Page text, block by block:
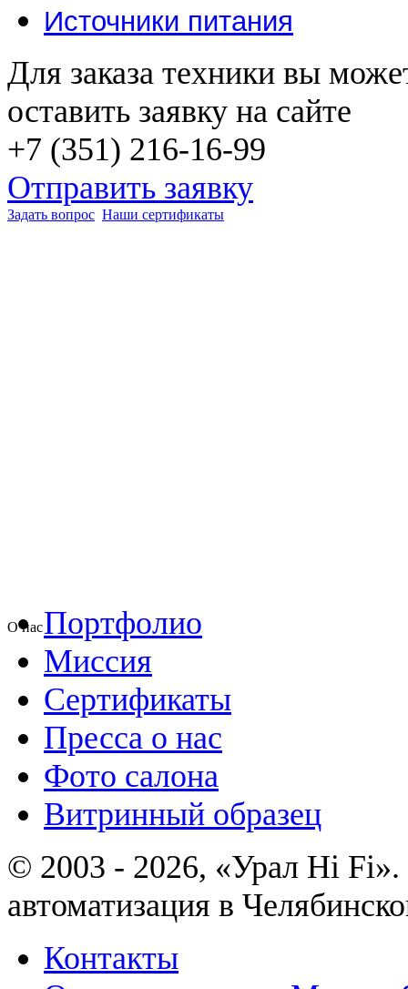
Источники питания
Для заказа техники вы
оставить заявку на сайте
+7 (351) 216-16-99
Отправить заявку
Задать вопрос Наши сертификаты
О насПортфолио
Миссия
Сертификаты
Пресса о нас
Фото салона
Витринный образец
© 2003 - 2026, «Урал Hi
автоматизация в
Контакты